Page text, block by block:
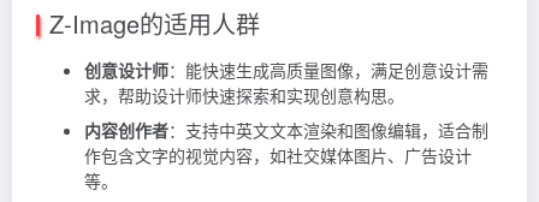
Z-Image的适用人群
创意设计师：能快速生成高质量图像，满足创意设计需
求，帮助设计师快速探索和实现创意构思。
内容创作者：支持中英文文本渲染和图像编辑，适合制
作包含文字的视觉内容，如社交媒体图片、广告设计
等。